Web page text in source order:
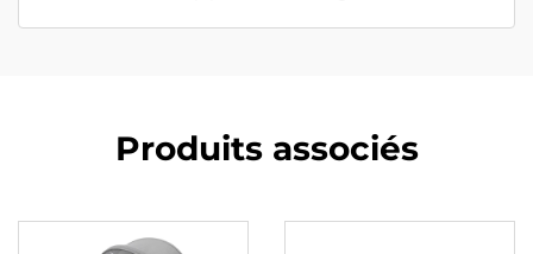
Produits associés